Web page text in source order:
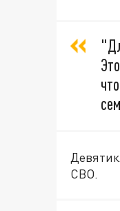
СВО.